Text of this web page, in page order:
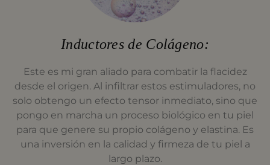
Inductores de Colágeno:
Este es mi gran aliado para combatir la flacidez
desde el origen. Al infiltrar estos estimuladores, no
solo obtengo un efecto tensor inmediato, sino que
pongo en marcha un proceso biológico en tu piel
para que genere su propio colágeno y elastina. Es
una inversión en la calidad y firmeza de tu piel a
largo plazo.